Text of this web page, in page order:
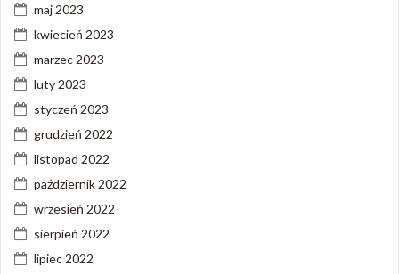
maj 2023
kwiecień 2023
marzec 2023
luty 2023
styczeń 2023
grudzień 2022
listopad 2022
październik 2022
wrzesień 2022
sierpień 2022
lipiec 2022